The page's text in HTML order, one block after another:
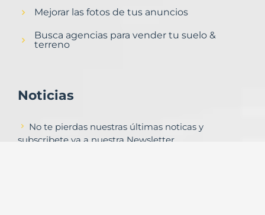
Mejorar las fotos de tus anuncios
Busca agencias para vender tu suelo &
terreno
Noticias
No te pierdas nuestras últimas noticas y
subscribete ya a nuestra Newsletter